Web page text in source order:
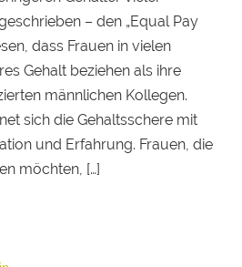
– den „Equal Pay
dass Frauen in vielen
Gehalt beziehen als ihre
männlichen Kollegen.
sich die Gehaltsschere mit
und Erfahrung. Frauen, die
möchten, […]